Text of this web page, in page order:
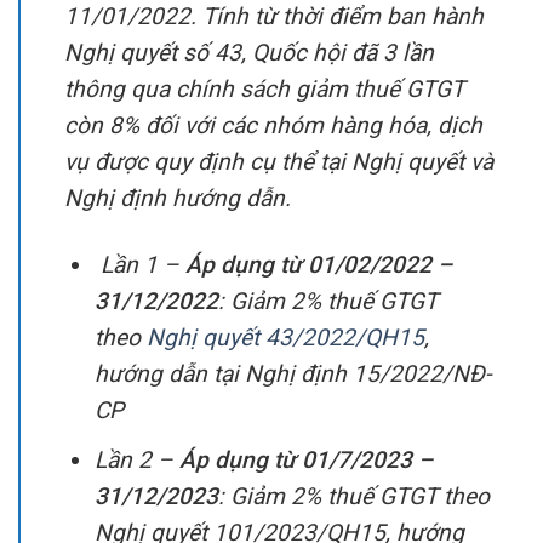
11/01/2022. Tính từ thời điểm ban hành
Nghị quyết số 43, Quốc hội đã 3 lần
thông qua chính sách giảm thuế GTGT
còn 8% đối với các nhóm hàng hóa, dịch
vụ được quy định cụ thể tại Nghị quyết và
Nghị định hướng dẫn.
Lần 1 – Áp dụng từ 01/02/2022 –
31/12/2022: Giảm 2% thuế GTGT
theo Nghị quyết 43/2022/QH15,
hướng dẫn tại Nghị định 15/2022/NĐ-
CP
Lần 2 – Áp dụng từ 01/7/2023 –
31/12/2023: Giảm 2% thuế GTGT theo
Nghị quyết 101/2023/QH15, hướng